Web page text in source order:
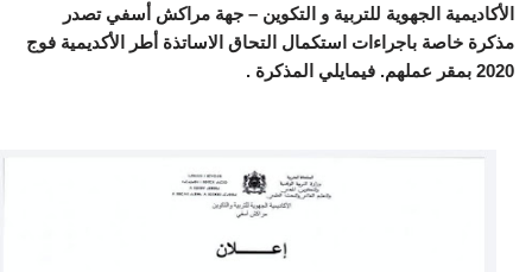
الأكاديمية الجهوية للتربية و التكوين – جهة مراكش أسفي تصدر
مذكرة خاصة باجراءات استكمال التحاق الاساتذة أطر الأكديمية فوج
2020 بمقر عملهم. فيمايلي المذكرة .